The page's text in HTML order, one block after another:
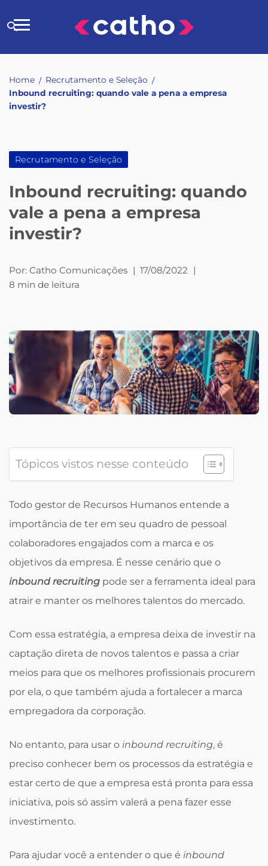
to
Buscar
Home / Recrutamento e Seleção /
Inbound recruiting: quando vale a pena a empresa
investir?
Recrutamento e Seleção
Inbound recruiting: quando
vale a pena a empresa
investir?
Por: Catho Comunicações | 17/08/2022 |
8 min de leitura
Tópicos vistos nesse conteúdo
Todo gestor de Recursos Humanos entende a
importância de ter em seu quadro de pessoal
colaboradores engajados com a marca e os
objetivos da empresa. É nesse cenário que o
inbound recruiting pode ser a ferramenta ideal para
atrair e manter os melhores talentos do mercado.
Com essa estratégia, a empresa deixa de investir na
captação direta de novos talentos e passa a criar
meios para que os melhores profissionais procurem
por ela, o que também ajuda a fortalecer a marca
empregadora da corporação.
No entanto, para usar o inbound recruiting, é
preciso conhecer bem os processos da estratégia e
estar certo de que a empresa está pronta para essa
iniciativa, pois só assim valerá a pena fazer esse
investimento.
Para ajudar você a entender o que é inbound